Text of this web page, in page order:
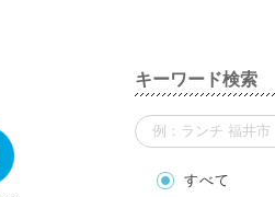
キーワード検索
すべて